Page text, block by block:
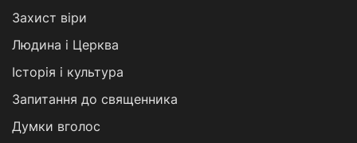
Захист віри
Людина і Церква
Історія і культура
Запитання до священника
Думки вголос